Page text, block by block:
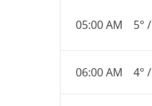
05:00 AM 5° /
06:00 AM 4° /